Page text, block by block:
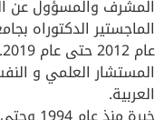
المشرف والمسؤول عن
الماجستير الدكتوراه
عام 2012 حتى عام 2019.
المستشار العلمي و
العربية.